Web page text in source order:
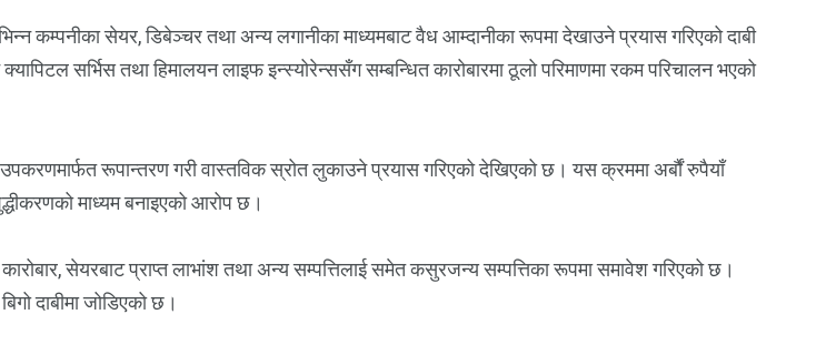
कम्पनीका सेयर, डिबेञ्चर तथा अन्य लगानीका माध्यमबाट वैध आम्दानीका रूपमा देखाउने प्रयास गरिएको दाबी
सर्भिस तथा हिमालयन लाइफ इन्स्योरेन्ससँग सम्बन्धित कारोबारमा ठूलो परिमाणमा रकम परिचालन भएको
रूपान्तरण गरी वास्तविक स्रोत लुकाउने प्रयास गरिएको देखिएको छ। यस क्रममा अर्बौं रुपैयाँ
माध्यम बनाइएको आरोप छ।
सेयरबाट प्राप्त लाभांश तथा अन्य सम्पत्तिलाई समेत कसुरजन्य सम्पत्तिका रूपमा समावेश गरिएको छ।
दाबीमा जोडिएको छ।